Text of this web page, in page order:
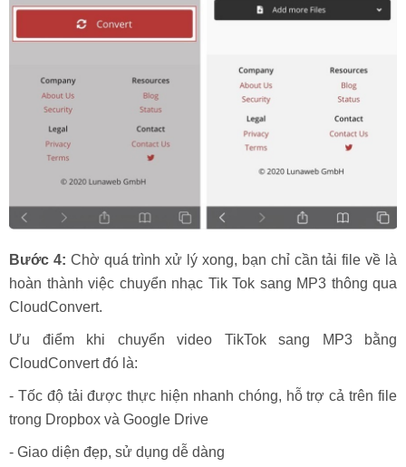
Bước 4: Chờ quá trình xử lý xong, bạn chỉ cần tải file về là
hoàn thành việc chuyển nhạc Tik Tok sang MP3 thông qua
CloudConvert.
Ưu điểm khi chuyển video TikTok sang MP3 bằng
CloudConvert đó là:
- Tốc độ tải được thực hiện nhanh chóng, hỗ trợ cả trên file
trong Dropbox và Google Drive
- Giao diện đẹp, sử dụng dễ dàng